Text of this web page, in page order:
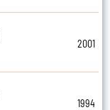
2001
1994